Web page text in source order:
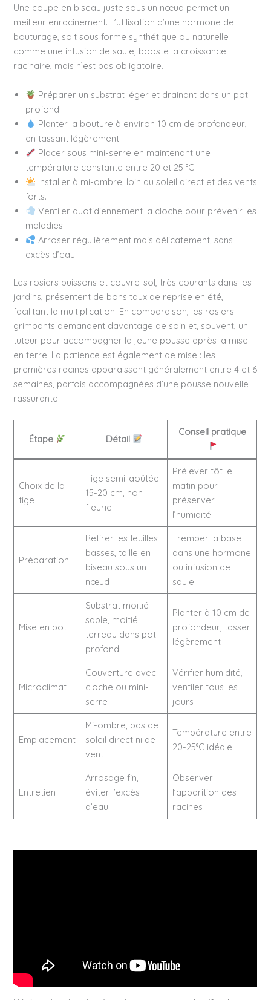
Une coupe en biseau juste sous un nœud permet un
meilleur enracinement. L’utilisation d’une hormone de
bouturage, soit sous forme synthétique ou naturelle
comme une infusion de saule, booste la croissance
racinaire, mais n’est pas obligatoire.
Préparer un substrat léger et drainant dans un pot
profond.
Planter la bouture à environ 10 cm de profondeur,
en tassant légèrement.
Placer sous mini-serre en maintenant une
température constante entre 20 et 25 °C.
Installer à mi-ombre, loin du soleil direct et des vents
forts.
Ventiler quotidiennement la cloche pour prévenir les
maladies.
Arroser régulièrement mais délicatement, sans
excès d’eau.
Les rosiers buissons et couvre-sol, très courants dans les
jardins, présentent de bons taux de reprise en été,
facilitant la multiplication. En comparaison, les rosiers
grimpants demandent davantage de soin et, souvent, un
tuteur pour accompagner la jeune pousse après la mise
en terre. La patience est également de mise : les
premières racines apparaissent généralement entre 4 et 6
semaines, parfois accompagnées d’une pousse nouvelle
rassurante.
Étape Détail
Conseil pratique
Choix de la
tige
Tige semi-aoûtée
15-20 cm, non
fleurie
Prélever tôt le
matin pour
préserver
l’humidité
Préparation
Retirer les feuilles
basses, taille en
biseau sous un
nœud
Tremper la base
dans une hormone
ou infusion de
saule
Mise en pot
Substrat moitié
sable, moitié
terreau dans pot
profond
Planter à 10 cm de
profondeur, tasser
légèrement
Microclimat
Couverture avec
cloche ou mini-
serre
Vérifier humidité,
ventiler tous les
jours
Emplacement
Mi-ombre, pas de
soleil direct ni de
vent
Température entre
20-25°C idéale
Entretien
Arrosage fin,
éviter l’excès
d’eau
Observer
l’apparition des
racines